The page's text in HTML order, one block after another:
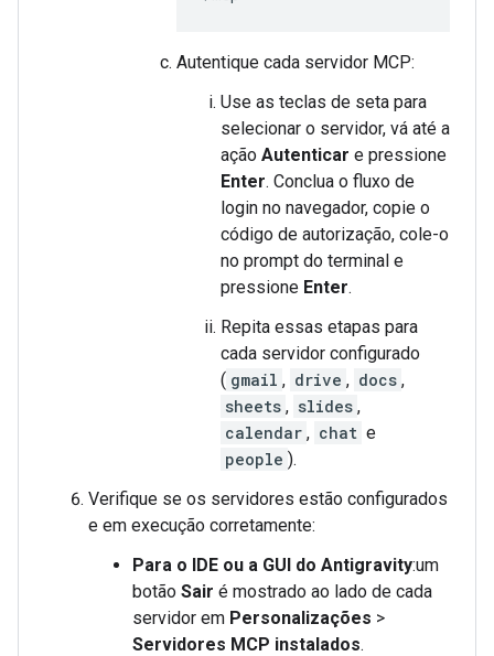
Autentique cada servidor MCP:
Use as teclas de seta para
selecionar o servidor, vá até a
ação Autenticar e pressione
Enter. Conclua o fluxo de
login no navegador, copie o
código de autorização, cole-o
no prompt do terminal e
pressione Enter.
Repita essas etapas para
cada servidor configurado
( gmail , drive , docs ,
sheets , slides ,
calendar , chat e
people ).
Verifique se os servidores estão configurados
e em execução corretamente:
Para o IDE ou a GUI do Antigravity:um
botão Sair é mostrado ao lado de cada
servidor em Personalizações >
Servidores MCP instalados.